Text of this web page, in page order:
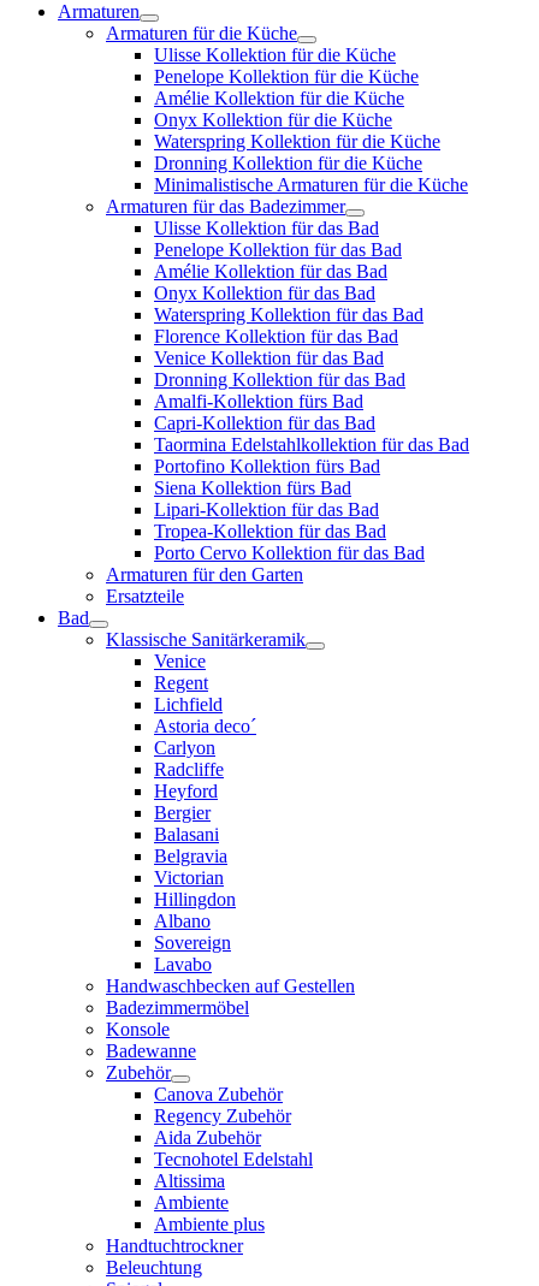
Armaturen
Armaturen für die Küche
Ulisse Kollektion für die Küche
Penelope Kollektion für die Küche
Amélie Kollektion für die Küche
Onyx Kollektion für die Küche
Waterspring Kollektion für die Küche
Dronning Kollektion für die Küche
Minimalistische Armaturen für die Küche
Armaturen für das Badezimmer
Ulisse Kollektion für das Bad
Penelope Kollektion für das Bad
Amélie Kollektion für das Bad
Onyx Kollektion für das Bad
Waterspring Kollektion für das Bad
Florence Kollektion für das Bad
Venice Kollektion für das Bad
Dronning Kollektion für das Bad
Amalfi-Kollektion fürs Bad
Capri-Kollektion für das Bad
Taormina Edelstahlkollektion für das Bad
Portofino Kollektion fürs Bad
Siena Kollektion fürs Bad
Lipari-Kollektion für das Bad
Tropea-Kollektion für das Bad
Porto Cervo Kollektion für das Bad
Armaturen für den Garten
Ersatzteile
Bad
Klassische Sanitärkeramik
Venice
Regent
Lichfield
Astoria deco´
Carlyon
Radcliffe
Heyford
Bergier
Balasani
Belgravia
Victorian
Hillingdon
Albano
Sovereign
Lavabo
Handwaschbecken auf Gestellen
Badezimmermöbel
Konsole
Badewanne
Zubehör
Canova Zubehör
Regency Zubehör
Aida Zubehör
Tecnohotel Edelstahl
Altissima
Ambiente
Ambiente plus
Handtuchtrockner
Beleuchtung